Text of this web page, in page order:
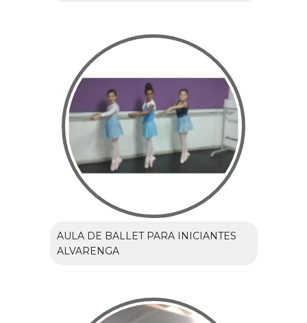
AULA DE BALLET PARA INICIANTES
ALVARENGA